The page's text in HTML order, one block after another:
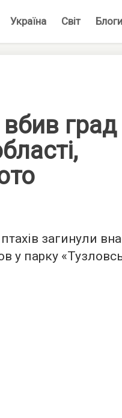
Україна Світ Блоги
вбив град
загинули
у парку